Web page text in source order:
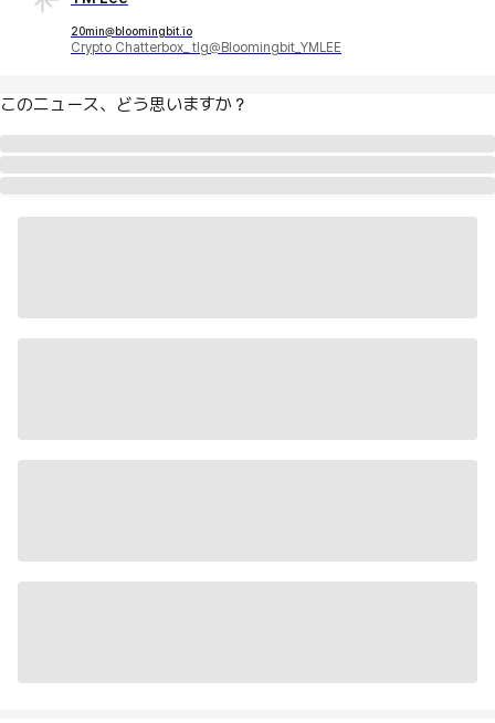
20min@bloomingbit.io
Crypto Chatterbox_ tlg@Bloomingbit_YMLEE
このニュース、どう思いますか？